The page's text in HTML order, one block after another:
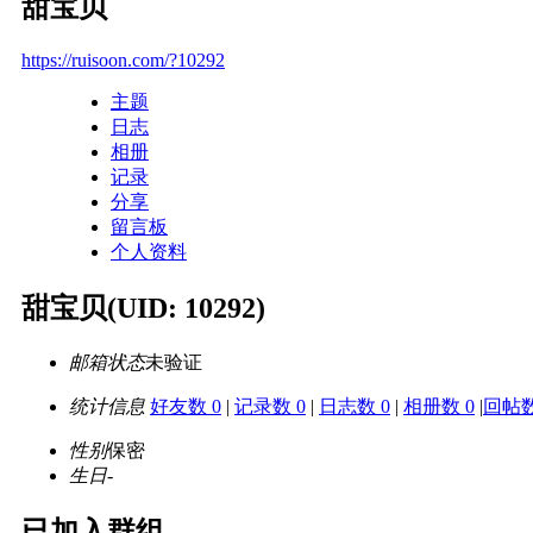
甜宝贝
https://ruisoon.com/?10292
主题
日志
相册
记录
分享
留言板
个人资料
甜宝贝(UID: 10292)
邮箱状态未验证
统计信息 好友数 0 | 记录数 0 | 日志数 0 | 相册数 0 |回帖
性别保密
生日-